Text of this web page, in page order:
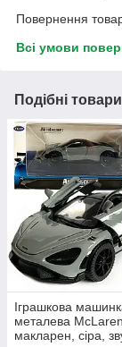
Повернення
Всі умови
Подібні
Іграшкова
металева
макларен, сіра,